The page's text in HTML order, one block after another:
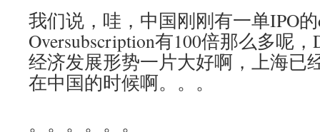
我们说，哇，中国刚刚有一单IPO的
Oversubscription有100倍那么多呢
经济发展形势一片大好啊，上海已
在中国的时候啊。。。
。。。。。。